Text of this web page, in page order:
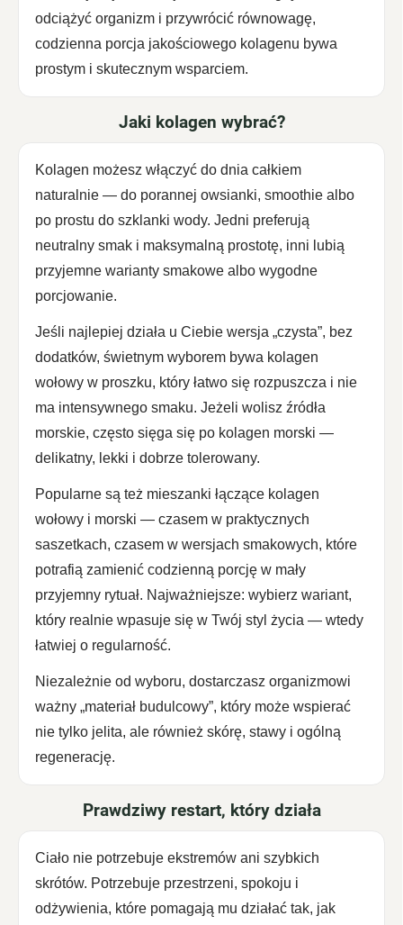
odciążyć organizm i przywrócić równowagę,
codzienna porcja jakościowego kolagenu bywa
prostym i skutecznym wsparciem.
Jaki kolagen wybrać?
Kolagen możesz włączyć do dnia całkiem
naturalnie — do porannej owsianki, smoothie albo
po prostu do szklanki wody. Jedni preferują
neutralny smak i maksymalną prostotę, inni lubią
przyjemne warianty smakowe albo wygodne
porcjowanie.
Jeśli najlepiej działa u Ciebie wersja „czysta”, bez
dodatków, świetnym wyborem bywa kolagen
wołowy w proszku, który łatwo się rozpuszcza i nie
ma intensywnego smaku. Jeżeli wolisz źródła
morskie, często sięga się po kolagen morski —
delikatny, lekki i dobrze tolerowany.
Popularne są też mieszanki łączące kolagen
wołowy i morski — czasem w praktycznych
saszetkach, czasem w wersjach smakowych, które
potrafią zamienić codzienną porcję w mały
przyjemny rytuał. Najważniejsze: wybierz wariant,
który realnie wpasuje się w Twój styl życia — wtedy
łatwiej o regularność.
Niezależnie od wyboru, dostarczasz organizmowi
ważny „materiał budulcowy”, który może wspierać
nie tylko jelita, ale również skórę, stawy i ogólną
regenerację.
Prawdziwy restart, który działa
Ciało nie potrzebuje ekstremów ani szybkich
skrótów. Potrzebuje przestrzeni, spokoju i
odżywienia, które pomagają mu działać tak, jak